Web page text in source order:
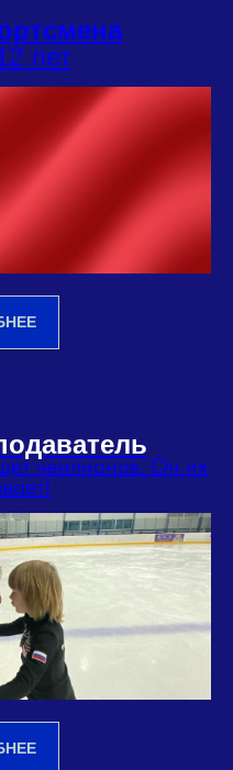
лет
чемпионов. Он их